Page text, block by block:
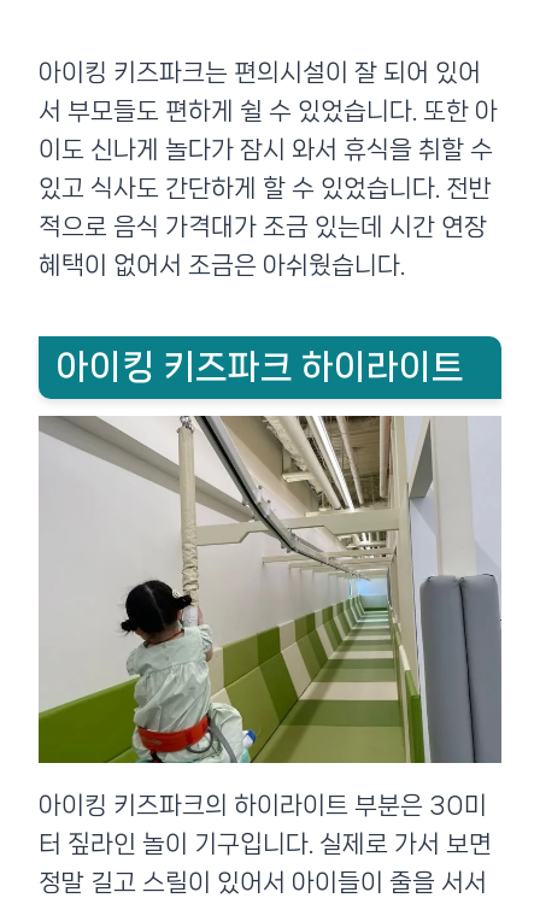
아이킹 키즈파크는 편의시설이 잘 되어 있어
서 부모들도 편하게 쉴 수 있었습니다. 또한 아
이도 신나게 놀다가 잠시 와서 휴식을 취할 수
있고 식사도 간단하게 할 수 있었습니다. 전반
적으로 음식 가격대가 조금 있는데 시간 연장
혜택이 없어서 조금은 아쉬웠습니다.
아이킹 키즈파크 하이라이트
아이킹 키즈파크의 하이라이트 부분은 30미
터 짚라인 놀이 기구입니다. 실제로 가서 보면
정말 길고 스릴이 있어서 아이들이 줄을 서서